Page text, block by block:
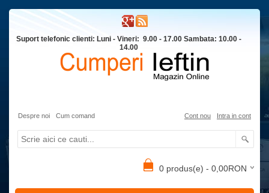
Suport telefonic clienti: Luni - Vineri: 9.00 - 17.00 Sambata: 10.00 -
14.00
Despre noi Cum comand Cont nou Intra in cont
0 produs(e) - 0,00RON